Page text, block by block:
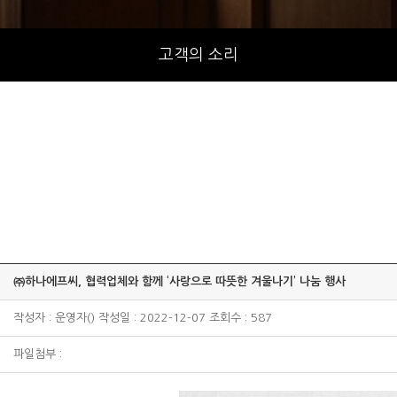
고객의 소리
㈜하나에프씨, 협력업체와 함께 ‘사랑으로 따뜻한 겨울나기’ 나눔 행사
작성자 : 운영자() 작성일 : 2022-12-07 조회수 : 587
파일첨부 :